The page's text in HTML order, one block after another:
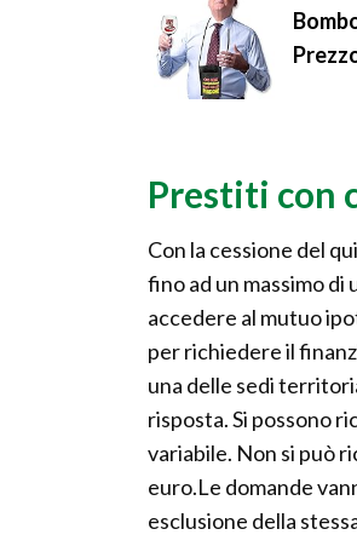
Prestiti con
Con la cessione del
fino ad un massimo
accedere al mutuo
per richiedere il
una delle sedi
risposta. Si possono
variabile. Non si può
euro.Le domande
esclusione della